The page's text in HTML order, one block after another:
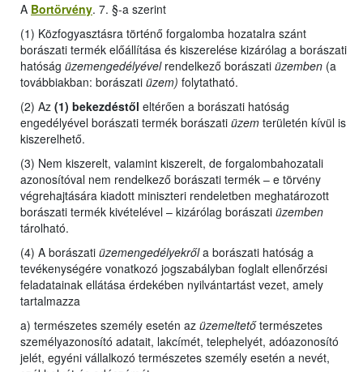
A Bortörvény. 7. §-a szerint
(1) Közfogyasztásra történő forgalomba hozatalra szánt
borászati termék előállítása és kiszerelése kizárólag a borászati
hatóság üzemengedélyévelrendelkező borászati üzemben (a
továbbiakban: borászati üzem) folytatható.
(2) Az (1) bekezdéstől eltérően a borászati hatóság
engedélyével borászati termék borászati üzem területén kívül is
kiszerelhető.
(3) Nem kiszerelt, valamint kiszerelt, de forgalombahozatali
azonosítóval nem rendelkező borászati termék – e törvény
végrehajtására kiadott miniszteri rendeletben meghatározott
borászati termék kivételével – kizárólag borászati üzemben
tárolható.
(4) A borászati üzemengedélyekrőla borászati hatóság a
tevékenységére vonatkozó jogszabályban foglalt ellenőrzési
feladatainak ellátása érdekében nyilvántartást vezet, amely
tartalmazza
a) természetes személy esetén az üzemeltetőtermészetes
személyazonosító adatait, lakcímét, telephelyét, adóazonosító
jelét, egyéni vállalkozó természetes személy esetén a nevét,